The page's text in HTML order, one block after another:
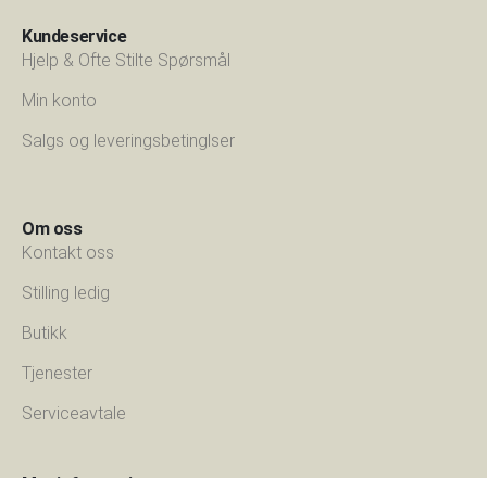
Kundeservice
Hjelp & Ofte Stilte Spørsmål
Min konto
Salgs og leveringsbetinglser
Om oss
Kontakt oss
Stilling ledig
Butikk
Tjenester
Serviceavtale